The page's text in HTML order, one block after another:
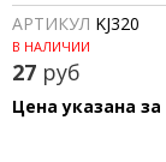
АРТИКУЛ KJ320
В НАЛИЧИИ
27 руб
Цена указана